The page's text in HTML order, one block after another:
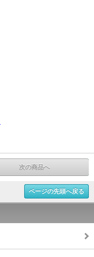
次の商品へ
ページの先頭へ戻る